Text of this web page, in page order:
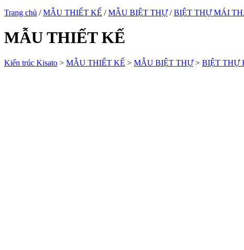
Trang chủ /MẪU THIẾT KẾ /MẪU BIỆT THỰ/BIỆT THỰ MÁI
MẪU THIẾT KẾ
Kiến trúc Kisato > MẪU THIẾT KẾ > MẪU BIỆT THỰ> BIỆT THỰ